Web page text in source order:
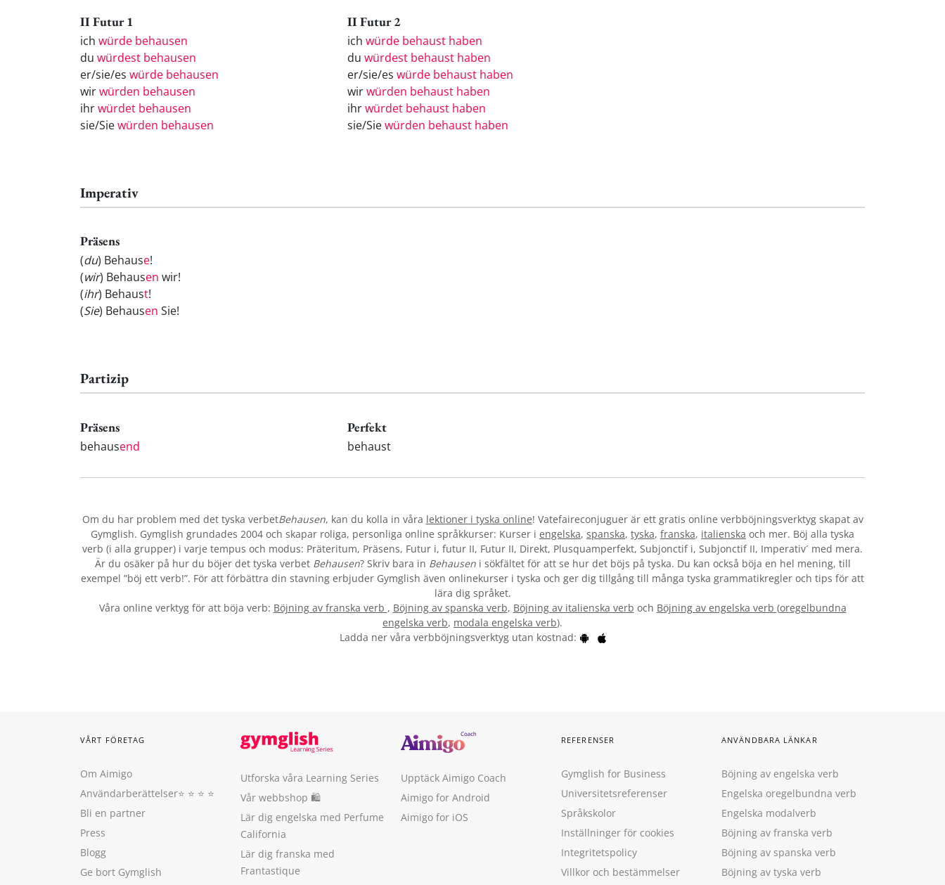
II Futur 1
ich würde behausen
du würdest behausen
er/sie/es würde behausen
wirwürden behausen
ihrwürdet behausen
sie/Siewürden behausen
II Futur 2
ich würde behaust haben
du würdest behaust haben
er/sie/es würde behaust haben
wirwürden behaust haben
ihrwürdet behaust haben
sie/Siewürden behaust haben
Imperativ
Präsens
(du) Behause!
(wir) Behausen wir!
(ihr) Behaust!
(Sie) Behausen Sie!
Partizip
Präsens
behausend
Perfekt
behaust
Om du har problem med det tyska verbetBehausen, kan du kolla in våra lektioner i tyska online! Vatefaireconjuguer är ett gratis online verbböjningsverktyg skapat av
Gymglish. Gymglish grundades 2004 och skapar roliga, personliga online språkkurser: Kurser i engelska, spanska, tyska, franska, italienska och mer. Böj alla tyska
verb (i alla grupper) i varje tempus och modus: Präteritum, Präsens, Futur i, futur II, Futur II, Direkt, Plusquamperfekt, Subjonctif i, Subjonctif II, Imperativ´ med mera.
Är du osäker på hur du böjer det tyska verbet Behausen? Skriv bara in Behauseni sökfältet för att se hur det böjs på tyska. Du kan också böja en hel mening, till
exempel ”böj ett verb!”. För att förbättra din stavning erbjuder Gymglish även onlinekurser i tyska och ger dig tillgång till många tyska grammatikregler och tips för att
lära dig språket.
Våra online verktyg för att böja verb: Böjning av franska verb , Böjning av spanska verb, Böjning av italienska verb och Böjning av engelska verb (oregelbundna
engelska verb, modala engelska verb).
Ladda ner våra verbböjningsverktyg utan kostnad:
VÅRT FÖRETAG
Om Aimigo
Användarberättelser⭐️ ⭐️ ⭐️ ⭐️
Bli en partner
Press
Blogg
Ge bort Gymglish
Utforska våra Learning Series
Vår webbshop 🛍
Lär dig engelska med Perfume
California
Lär dig franska med
Frantastique
Upptäck Aimigo Coach
Aimigo for Android
Aimigo for iOS
REFERENSER
Gymglish for Business
Universitetsreferenser
Språkskolor
Inställninger för cookies
Integritetspolicy
Villkor och bestämmelser
ANVÄNDBARA LÄNKAR
Böjning av engelska verb
Engelska oregelbundna verb
Engelska modalverb
Böjning av franska verb
Böjning av spanska verb
Böjning av tyska verb